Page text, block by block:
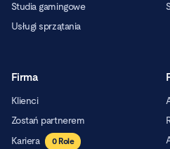
Studia gamingowe
Usługi sprzątania
Firma
Klienci
Zostań partnerem
Kariera
0Role